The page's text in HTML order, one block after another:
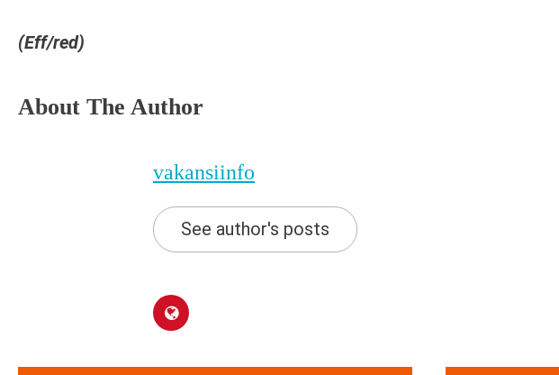
(Eff/red)
About The Author
vakansiinfo
See author's posts